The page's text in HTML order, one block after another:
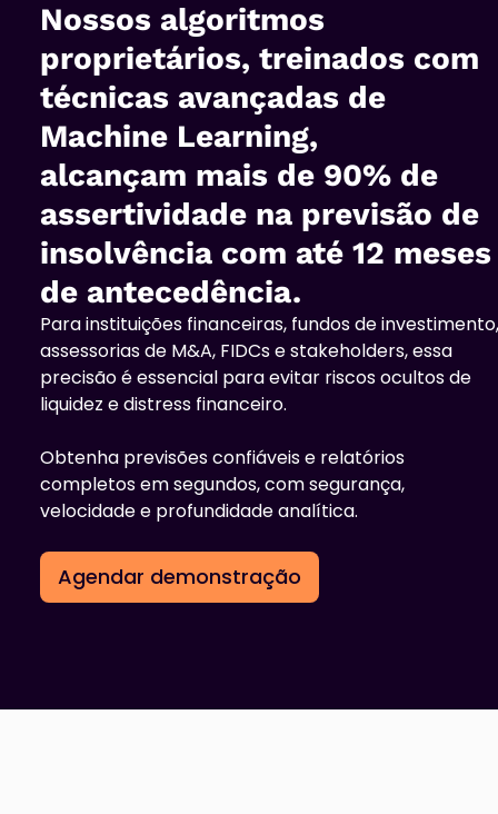
Nossos algoritmos
proprietários, treinados com
técnicas avançadas de
Machine Learning,
alcançam mais de 90% de
assertividade na previsão de
insolvência com até 12 meses
de antecedência.
Para instituições financeiras, fundos de investimento,
assessorias de M&A, FIDCs e stakeholders, essa
precisão é essencial para evitar riscos ocultos de
liquidez e distress financeiro.
Obtenha previsões confiáveis e relatórios
completos em segundos, com segurança,
velocidade e profundidade analítica.
Agendar demonstração